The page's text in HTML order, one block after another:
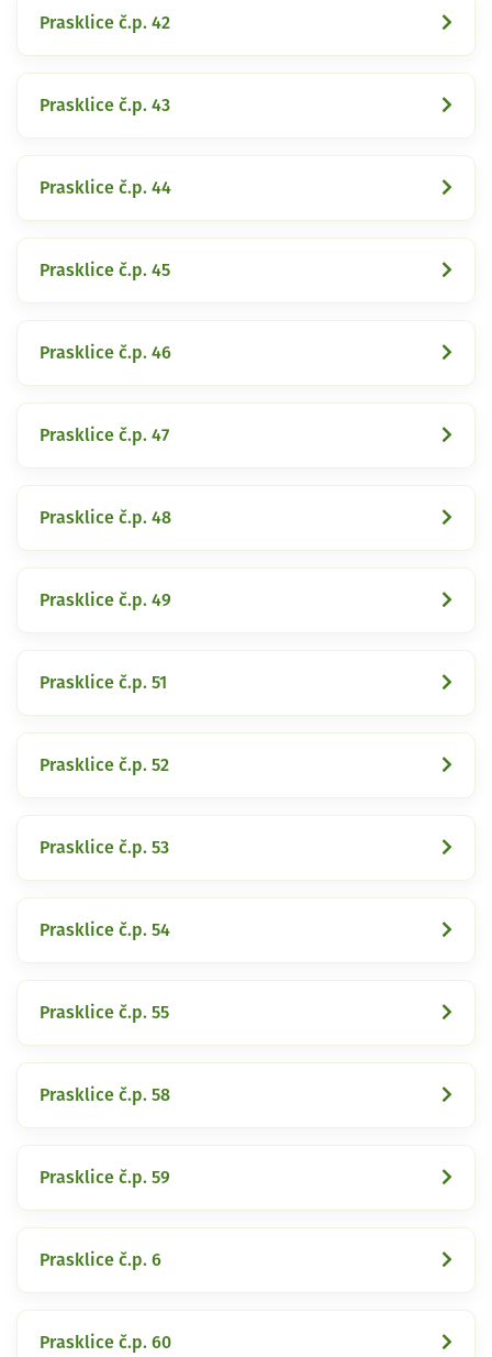
Prasklice č.p. 42
Prasklice č.p. 43
Prasklice č.p. 44
Prasklice č.p. 45
Prasklice č.p. 46
Prasklice č.p. 47
Prasklice č.p. 48
Prasklice č.p. 49
Prasklice č.p. 51
Prasklice č.p. 52
Prasklice č.p. 53
Prasklice č.p. 54
Prasklice č.p. 55
Prasklice č.p. 58
Prasklice č.p. 59
Prasklice č.p. 6
Prasklice č.p. 60